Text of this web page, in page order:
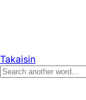
Takaisin